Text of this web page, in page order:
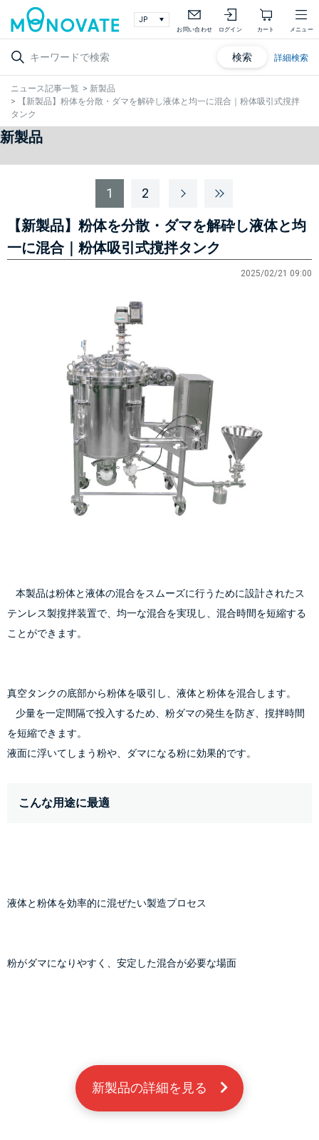
お問い合わせ ログイン カート メニュー
検索 詳細検索
ニュース記事一覧 > 新製品
>
【新製品】粉体を分散・ダマを解砕し液体と均一に混合｜粉体吸引式撹拌
タンク
新製品
1 2
【新製品】粉体を分散・ダマを解砕し液体と均
一に混合｜粉体吸引式撹拌タンク
2025/02/21 09:00
テンレス製撹拌装置で、均一な混合を実現し、混合時間を短縮する
ことができます。
真空タンクの底部から粉体を吸引し、液体と粉体を混合します。
を短縮できます。
液面に浮いてしまう粉や、ダマになる粉に効果的です。
こんな用途に最適
液体と粉体を効率的に混ぜたい製造プロセス
粉がダマになりやすく、安定した混合が必要な場面
新製品の詳細を見る